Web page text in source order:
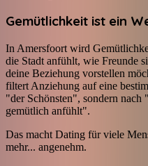
Gemütlichkeit ist ein
In Amersfoort wird
die Stadt anfühlt, wie Freunde
deine Beziehung vorstellen
filtert Anziehung auf eine
"der Schönsten", sondern nach
gemütlich anfühlt".
Das macht Dating für viele
mehr... angenehm.